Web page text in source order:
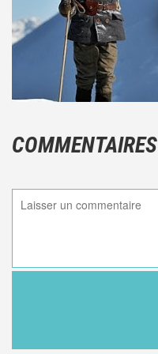
COMMENTAIRES